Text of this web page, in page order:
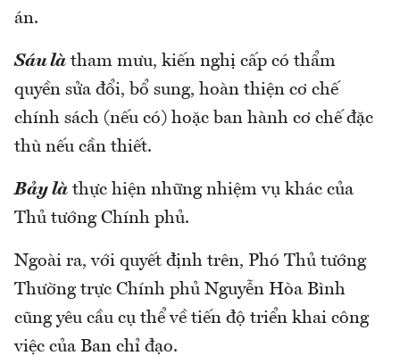
án.
Sáu là tham mưu, kiến nghị cấp có thẩm
quyền sửa đổi, bổ sung, hoàn thiện cơ chế
chính sách (nếu có) hoặc ban hành cơ chế đặc
thù nếu cần thiết.
Bảy là thực hiện những nhiệm vụ khác của
Thủ tướng Chính phủ.
Ngoài ra, với quyết định trên, Phó Thủ tướng
Thường trực Chính phủ Nguyễn Hòa Bình
cũng yêu cầu cụ thể về tiến độ triển khai công
việc của Ban chỉ đạo.